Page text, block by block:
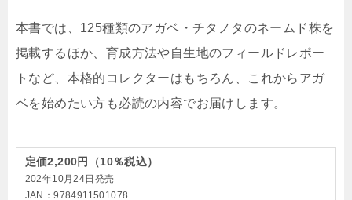
本書では、125種類のアガベ・チタノタのネームド株を
掲載するほか、育成方法や自生地のフィールドレポー
トなど、本格的コレクターはもちろん、これからアガ
ベを始めたい方も必読の内容でお届けします。
定価2,200円（10％税込）
202年10月24日発売
JAN：9784911501078